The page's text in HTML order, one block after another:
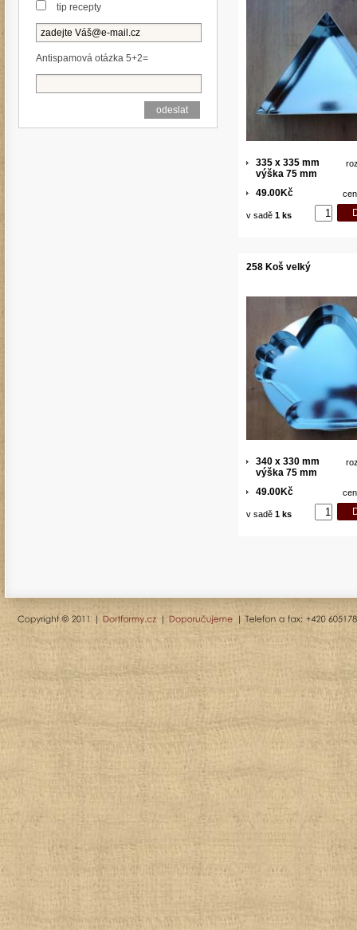
335 x 335 mm
výška 75 mm
49.00Kč
v sadě 1 ks
258 Koš velký
340 x 330 mm
výška 75 mm
49.00Kč
v sadě 1 ks
tip recepty
Antispamová otázka 5+2=